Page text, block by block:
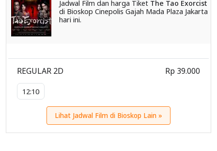
Jadwal Film dan harga Tiket The Tao Exorcist
di Bioskop Cinepolis Gajah Mada Plaza Jakarta
hari ini.
REGULAR 2D
12:10
Rp 39.000
Lihat Jadwal Film di Bioskop Lain »